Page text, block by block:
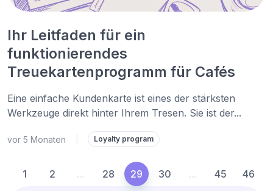
Ihr Leitfaden für ein
funktionierendes
Treuekartenprogramm für Cafés
Eine einfache Kundenkarte ist eines der stärksten
Werkzeuge direkt hinter Ihrem Tresen. Sie ist der...
vor 5 Monaten Loyalty program
1 2 ... 28 29 30 ... 45 46